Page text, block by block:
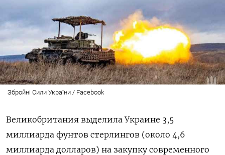
Збройні Сили України / Facebook
Великобритания выделила Украине 3,5
миллиарда фунтов стерлингов (около 4,6
миллиарда долларов) на закупку современного